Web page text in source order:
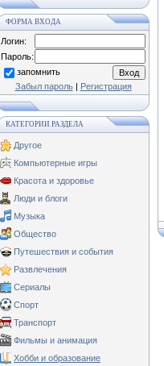
ФОРМА ВХОДА
Логин:
Пароль:
запомнить
Забыл пароль| Регистрация
КАТЕГОРИИ РАЗДЕЛА
Другое
Компьютерные игры
Красота и здоровье
Люди и блоги
Музыка
Общество
Путешествия и события
Развлечения
Сериалы
Спорт
Транспорт
Фильмы и анимация
Хобби и образование